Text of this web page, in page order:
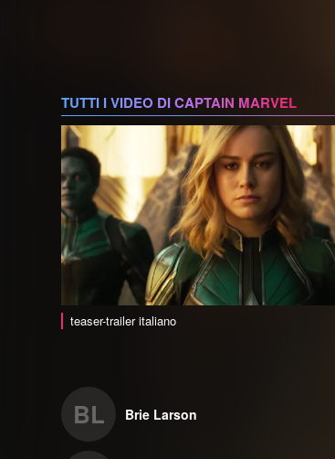
TUTTI I VIDEO DI CAPTAIN MARVEL
teaser-trailer italiano
BL Brie Larson